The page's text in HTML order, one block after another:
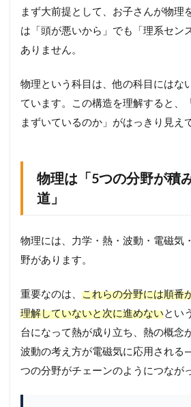
まず大前提として、お子さんが物理
は「頭が悪いから」でも「理系セン
ありません。
物理という科目は、他の科目にはな
ています。この構造を理解すると、
まずいているのか」がはっきり見え
物理は「5つの分野が積
道」
物理には、力学・熱・波動・電磁気
野があります。
重要なのは、 これらの分野には順番
理解していないと次に進めないとい
台になって熱が成り立ち、熱の概念
波動の考え方が電磁気に応用され
つの分野がチェーンのようにつなが